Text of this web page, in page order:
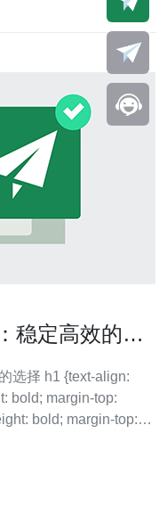
稳定高效的选
align:
bold; margin-top: